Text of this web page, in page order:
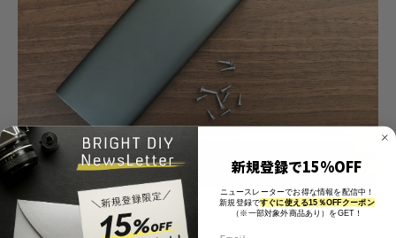
新規登録で15%OFF
ニュースレーターでお得な情報を配信中！
新規登録ですぐに使える15％OFFクーポン
（※一部対象外商品あり）をGET！